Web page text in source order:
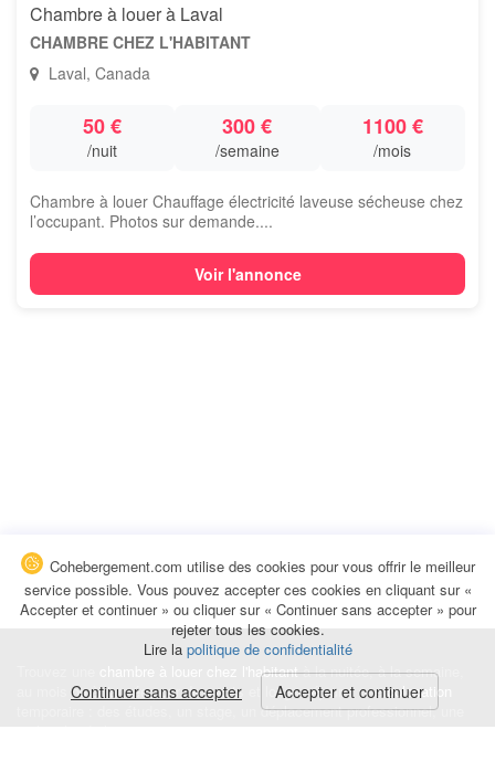
Chambre à louer à Laval
CHAMBRE CHEZ L'HABITANT
Laval, Canada
50 €
/nuit
300 €
/semaine
1100 €
/mois
Chambre à louer Chauffage électricité laveuse sécheuse chez
l’occupant. Photos sur demande....
Voir l'annonce
chambre à louer chez l'habitantà la nuitée, à la semaine,
au mois ou à l'année pour de courts et longs séjours, unecolocation
temporaire : des études, un stage, un déplacement professionnel, une
Cohebergement.com utilise des cookies pour vous offrir le meilleur
service possible. Vous pouvez accepter ces cookies en cliquant sur «
Accepter et continuer » ou cliquer sur « Continuer sans accepter » pour
rejeter tous les cookies.
Lire la politique de confidentialité
Continuer sans accepter Accepter et continuer